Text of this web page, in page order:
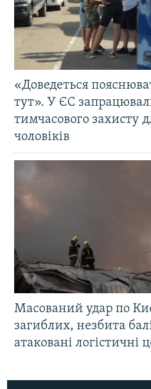
«Доведеться
тут». У ЄС
тимчасового захисту
чоловіків
Масований удар по
загиблих, незбита
атаковані логістичні